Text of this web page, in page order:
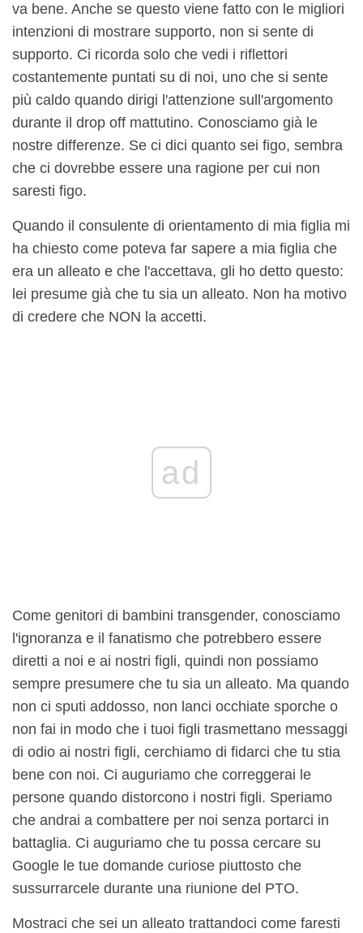
va bene. Anche se questo viene fatto con le migliori
intenzioni di mostrare supporto, non si sente di
supporto. Ci ricorda solo che vedi i riflettori
costantemente puntati su di noi, uno che si sente
più caldo quando dirigi l'attenzione sull'argomento
durante il drop off mattutino. Conosciamo già le
nostre differenze. Se ci dici quanto sei figo, sembra
che ci dovrebbe essere una ragione per cui non
saresti figo.
Quando il consulente di orientamento di mia figlia mi
ha chiesto come poteva far sapere a mia figlia che
era un alleato e che l'accettava, gli ho detto questo:
lei presume già che tu sia un alleato. Non ha motivo
di credere che NON la accetti.
ad
Come genitori di bambini transgender, conosciamo
l'ignoranza e il fanatismo che potrebbero essere
diretti a noi e ai nostri figli, quindi non possiamo
sempre presumere che tu sia un alleato. Ma quando
non ci sputi addosso, non lanci occhiate sporche o
non fai in modo che i tuoi figli trasmettano messaggi
di odio ai nostri figli, cerchiamo di fidarci che tu stia
bene con noi. Ci auguriamo che correggerai le
persone quando distorcono i nostri figli. Speriamo
che andrai a combattere per noi senza portarci in
battaglia. Ci auguriamo che tu possa cercare su
Google le tue domande curiose piuttosto che
sussurrarcele durante una riunione del PTO.
Mostraci che sei un alleato trattandoci come faresti